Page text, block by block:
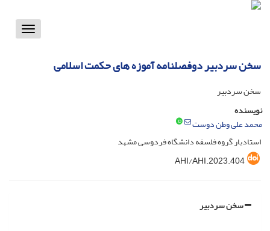
Toggle
سخن سردبیر دوفصلنامه آموزه های حکمت اسلامی
سخن سردبیر
نویسنده
محمد علی وطن دوست
استادیار گروه فلسفه دانشگاه فردوسی مشهد
AHI/AHI.2023.404
سخن سردبیر